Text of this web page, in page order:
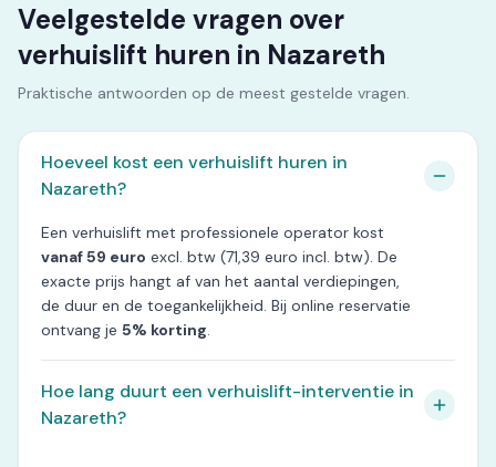
Veelgestelde vragen over
verhuislift huren in Nazareth
Praktische antwoorden op de meest gestelde vragen.
Hoeveel kost een verhuislift huren in
Nazareth?
Een verhuislift met professionele operator kost
vanaf 59 euro excl. btw (71,39 euro incl. btw). De
exacte prijs hangt af van het aantal verdiepingen,
de duur en de toegankelijkheid. Bij online reservatie
ontvang je 5% korting.
Hoe lang duurt een verhuislift-interventie in
Nazareth?